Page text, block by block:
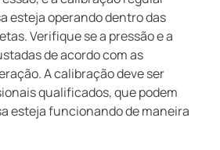
esteja operando dentro das
Verifique se a pressão e a
de acordo com as
A calibração deve ser
qualificados, que podem
esteja funcionando de maneira